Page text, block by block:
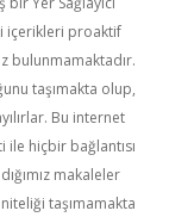
içerikleri proaktif
bulunmamaktadır.
taşımakta olup,
Bu internet
hiçbir bağlantısı
makaleler
taşımamakta